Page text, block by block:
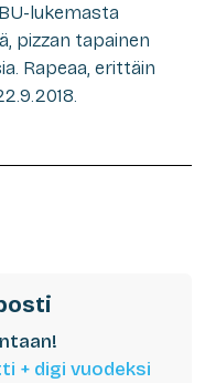
lukemasta
pizzan tapainen
Rapeaa, erittäin
+ digi vuodeksi